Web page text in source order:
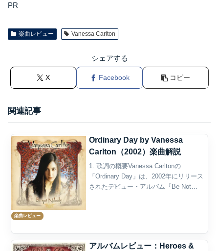
PR
楽曲レビュー Vanessa Carlton
シェアする
X Facebook コピー
関連記事
楽曲レビュー
Ordinary Day by Vanessa
Carlton（2002）楽曲解説
1. 歌詞の概要Vanessa Carltonの
「Ordinary Day」は、2002年にリリース
されたデビュー・アルバム『Be Not
アルバムレビュー：Heroes &